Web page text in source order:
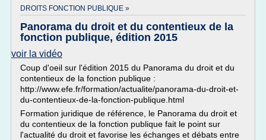
DROITS FONCTION PUBLIQUE »
Panorama du droit et du contentieux de la
fonction publique, édition 2015
voir la vidéo
Coup d'oeil sur l'édition 2015 du Panorama du droit et du
contentieux de la fonction publique :
http://www.efe.fr/formation/actualite/panorama-du-droit-et-
du-contentieux-de-la-fonction-publique.html
Formation juridique de référence, le Panorama du droit et
du contentieux de la fonction publique fait le point sur
l'actualité du droit et favorise les échanges et débats entre